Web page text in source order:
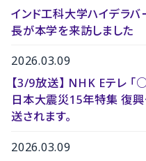
インド工科大学ハイデラ
長が本学を来訪しました
2026.03.09
【3/9放送】 NHK Eテレ
日本大震災15年特集 復
送されます。
2026.03.09